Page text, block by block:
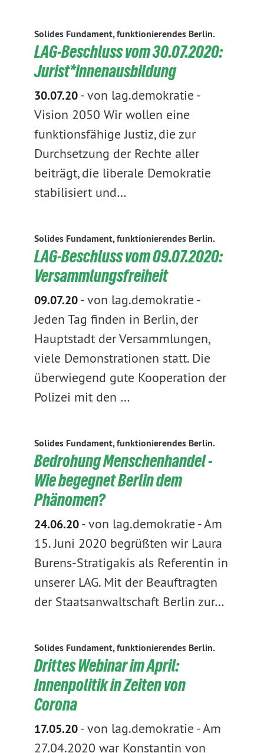
Solides Fundament, funktionierendes Berlin.
LAG-Beschluss vom 30.07.2020:
Jurist*innenausbildung
30.07.20-von lag.demokratie -
Vision 2050 Wir wollen eine
funktionsfähige Justiz, die zur
Durchsetzung der Rechte aller
beiträgt, die liberale Demokratie
stabilisiert und…
Solides Fundament, funktionierendes Berlin.
LAG-Beschluss vom 09.07.2020:
Versammlungsfreiheit
09.07.20-von lag.demokratie -
Jeden Tag finden in Berlin, der
Hauptstadt der Versammlungen,
viele Demonstrationen statt. Die
überwiegend gute Kooperation der
Polizei mit den …
Solides Fundament, funktionierendes Berlin.
Bedrohung Menschenhandel -
Wie begegnet Berlin dem
Phänomen?
24.06.20-von lag.demokratie -Am
15. Juni 2020 begrüßten wir Laura
Burens-Stratigakis als Referentin in
unserer LAG. Mit der Beauftragten
der Staatsanwaltschaft Berlin zur…
Solides Fundament, funktionierendes Berlin.
Drittes Webinar im April:
Innenpolitik in Zeiten von
Corona
17.05.20-von lag.demokratie -Am
27.04.2020 war Konstantin von